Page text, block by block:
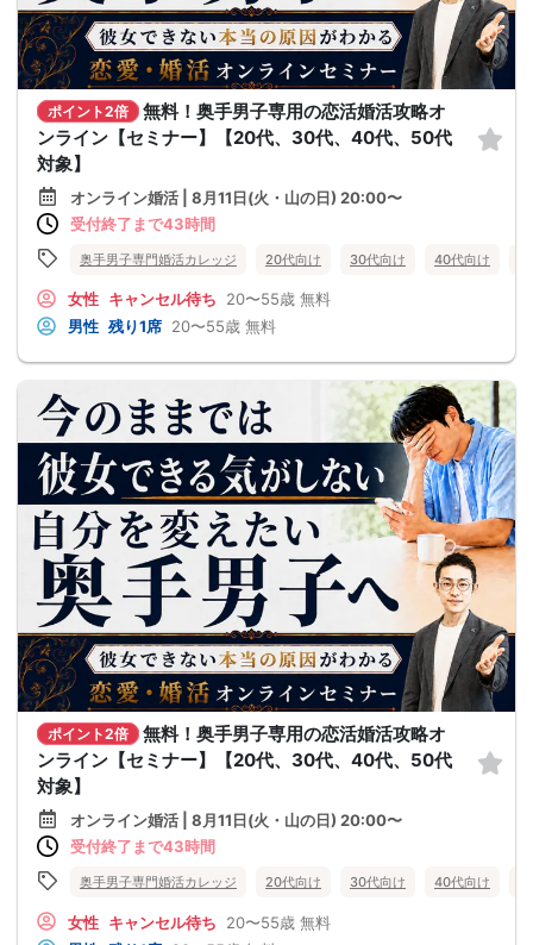
ポイント2倍
無料！奥手男子専用の恋活婚活攻略オ
ンライン【セミナー】【20代、30代、40代、50代
対象】
オンライン婚活 | 8月11日(火・山の日) 20:00〜
受付終了まで43時間
奥手男子専門婚活カレッジ 20代向け 30代向け 40代向け
女性 キャンセル待ち 20〜55歳 無料
男性 残り1席 20〜55歳 無料
ポイント2倍
無料！奥手男子専用の恋活婚活攻略オ
ンライン【セミナー】【20代、30代、40代、50代
対象】
オンライン婚活 | 8月11日(火・山の日) 20:00〜
受付終了まで43時間
奥手男子専門婚活カレッジ 20代向け 30代向け 40代向け
女性 キャンセル待ち 20〜55歳 無料